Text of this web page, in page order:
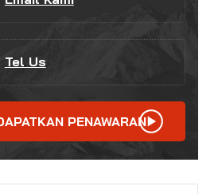
Tel Us
PENAWARAN